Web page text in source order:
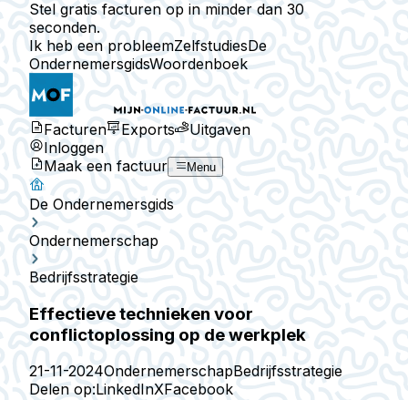
Stel gratis facturen op in minder dan 30
seconden.
Ik heb een probleemZelfstudiesDe
OndernemersgidsWoordenboek
Facturen Exports
Uitgaven
Inloggen
Maak een factuur
Menu
De Ondernemersgids
Ondernemerschap
Bedrijfsstrategie
Effectieve technieken voor
conflictoplossing op de werkplek
21-11-2024OndernemerschapBedrijfsstrategie
Delen op:LinkedInXFacebook